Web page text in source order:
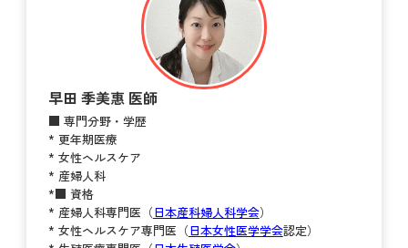
早田 季美惠 医師
■ 専門分野・学歴
* 更年期医療
* 女性ヘルスケア
* 産婦人科
*■ 資格
* 産婦人科専門医（日本産科婦人科学会）
* 女性ヘルスケア専門医（日本女性医学学会認定）